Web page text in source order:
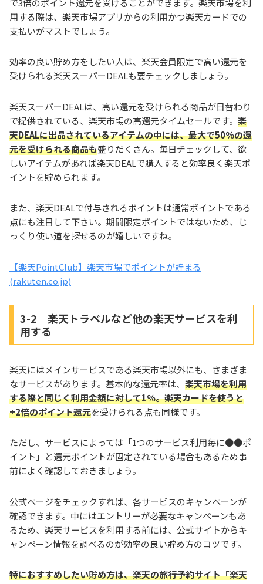
で3倍のポイント還元を受けることができます。楽天市場を利
用する際は、楽天市場アプリからの利用かつ楽天カードでの
支払いがマストでしょう。
効率の良い貯め方をしたい人は、楽天会員限定で高い還元を
受けられる楽天スーパーDEALも要チェックしましょう。
楽天スーパーDEALは、高い還元を受けられる商品が日替わり
で提供されている、楽天市場の高還元タイムセールです。 楽
天DEALに出品されているアイテムの中には、最大で50％の還
元を受けられる商品も盛りだくさん。毎日チェックして、欲
しいアイテムがあれば楽天DEALで購入すると効率良く楽天ポ
イントを貯められます。
また、楽天DEALで付与されるポイントは通常ポイントである
点にも注目して下さい。期間限定ポイントではないため、じ
っくり使い道を探せるのが嬉しいですね。
【楽天PointClub】楽天市場でポイントが貯まる
(rakuten.co.jp)
3-2 楽天トラベルなど他の楽天サービスを利
用する
楽天にはメインサービスである楽天市場以外にも、さまざま
なサービスがあります。基本的な還元率は、 楽天市場を利用
する際と同じく利用金額に対して1％。楽天カードを使うと
+2倍のポイント還元を受けられる点も同様です。
ただし、サービスによっては「1つのサービス利用毎に●●ポ
イント」と還元ポイントが固定されている場合もあるため事
前によく確認しておきましょう。
公式ページをチェックすれば、各サービスのキャンペーンが
確認できます。中にはエントリーが必要なキャンペーンもあ
るため、楽天サービスを利用する前には、公式サイトからキ
ャンペーン情報を調べるのが効率の良い貯め方のコツです。
特におすすめしたい貯め方は、楽天の旅行予約サイト「楽天